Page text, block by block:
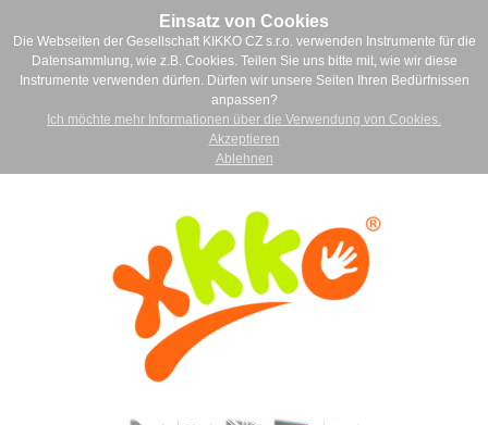
Einsatz von Cookies
Die Webseiten der Gesellschaft KIKKO CZ s.r.o. verwenden Instrumente für die
Datensammlung, wie z.B. Cookies. Teilen Sie uns bitte mit, wie wir diese
Instrumente verwenden dürfen. Dürfen wir unsere Seiten Ihren Bedürfnissen
anpassen?
Ich möchte mehr Informationen über die Verwendung von Cookies.
Akzeptieren
Ablehnen